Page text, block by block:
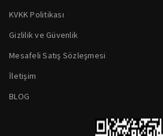
KVKK Politikası
Gizlilik ve Güvenlik
Mesafeli Satış Sözleşmesi
İletişim
BLOG